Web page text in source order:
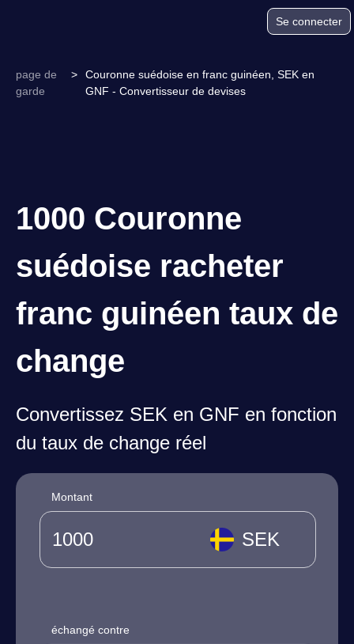
Se connecter
page de
garde
>
Couronne suédoise en franc guinéen, SEK en
GNF - Convertisseur de devises
1000 Couronne
suédoise racheter
franc guinéen taux de
change
Convertissez SEK en GNF en fonction
du taux de change réel
Montant
SEK
échangé contre